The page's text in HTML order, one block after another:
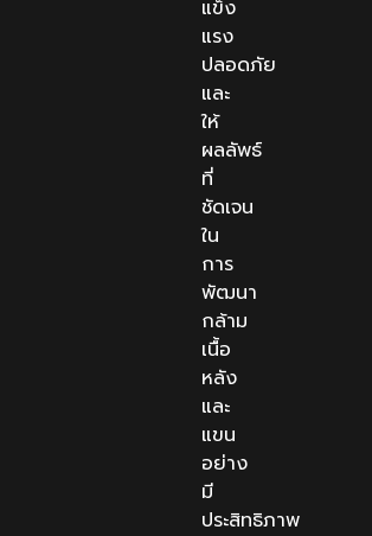
แข็ง
แรง
ปลอดภัย
และ
ให้
ผลลัพธ์
ที่
ชัดเจน
ใน
การ
พัฒนา
กล้าม
เนื้อ
หลัง
และ
แขน
อย่าง
มี
ประสิทธิภาพ